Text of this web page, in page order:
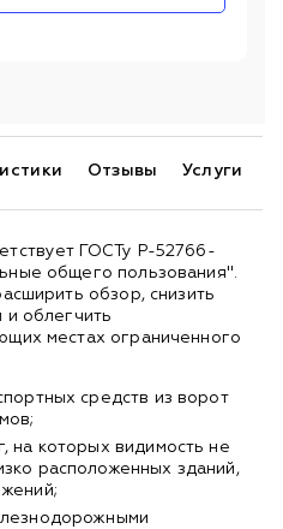
Отзывы Услуги
ГОСТу Р-52766-
общего пользования".
обзор, снизить
и облегчить
местах ограниченного
средств из ворот
на которых видимость не
расположенных зданий,